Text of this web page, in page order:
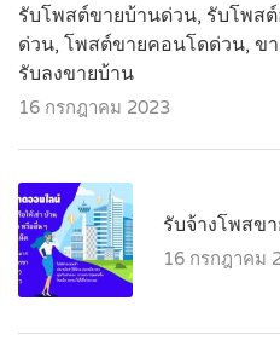
รับโพสต์ขายบ้านด่วน, รับโพส
ด่วน, โพสต์ขายคอนโดด่วน, ข
รับลงขายบ้าน
16 กรกฎาคม 2023
รับจ้างโพสข
16 กรกฎาคม